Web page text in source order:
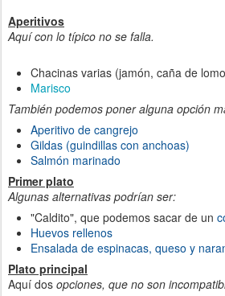
Aperitivos
Aquí con lo típico no se falla.
Chacinas varias (jamón, caña de
Marisco
También podemos poner alguna opción
Aperitivo de cangrejo
Gildas (guindillas con anchoas)
Salmón marinado
Primer plato
Algunas alternativas podrían ser:
"Caldito", que podemos sacar de un
Huevos rellenos
Ensalada de espinacas, queso y
Plato principal
Aquí dos opciones, que no son